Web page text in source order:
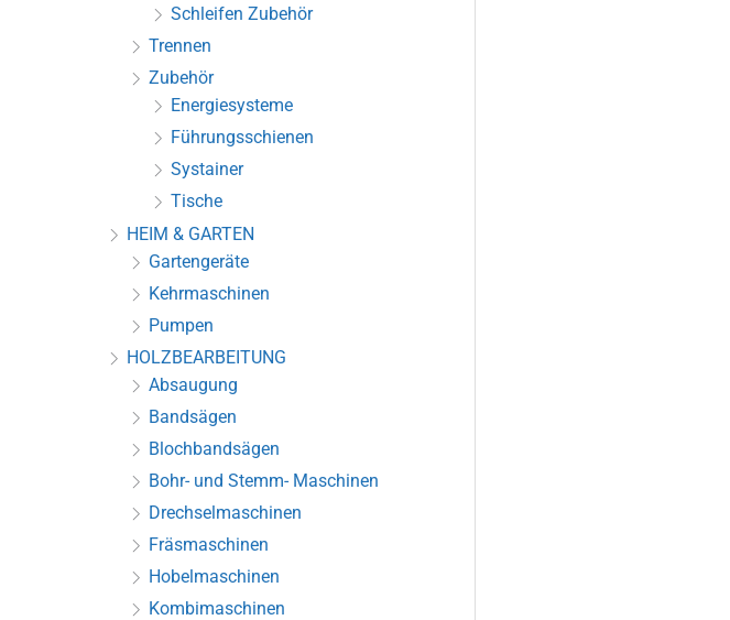
Schleifen Zubehör
Trennen
Zubehör
Energiesysteme
Führungsschienen
Systainer
Tische
HEIM & GARTEN
Gartengeräte
Kehrmaschinen
Pumpen
HOLZBEARBEITUNG
Absaugung
Bandsägen
Blochbandsägen
Bohr- und Stemm- Maschinen
Drechselmaschinen
Fräsmaschinen
Hobelmaschinen
Kombimaschinen